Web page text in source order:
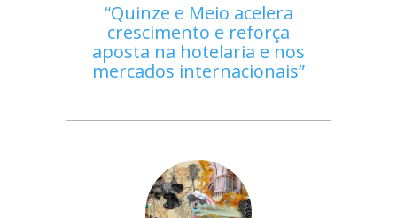
Quinze e Meio acelera
crescimento e reforça
aposta na hotelaria e nos
mercados internacionais